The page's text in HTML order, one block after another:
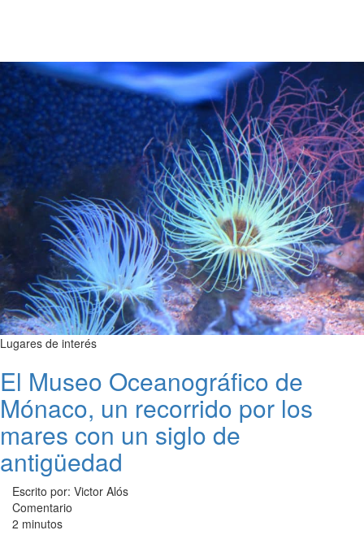
Lugares de interés
El Museo Oceanográfico de
Mónaco, un recorrido por los
mares con un siglo de
antigüedad
Escrito por: Victor Alós
Comentario
2 minutos